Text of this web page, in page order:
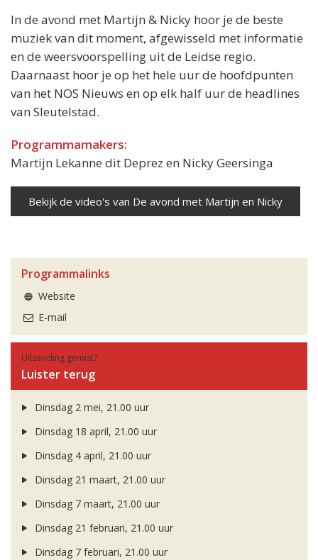
In de avond met Martijn & Nicky hoor je de beste
muziek van dit moment, afgewisseld met informatie
en de weersvoorspelling uit de Leidse regio.
Daarnaast hoor je op het hele uur de hoofdpunten
van het NOS Nieuws en op elk half uur de headlines
van Sleutelstad.
Programmamakers:
Martijn Lekanne dit Deprez en Nicky Geersinga
Bekijk de video's van De avond met Martijn en Nicky
Programmalinks
Website
E-mail
Uitzending gemist?
Luister terug
Dinsdag 2 mei, 21.00 uur
Dinsdag 18 april, 21.00 uur
Dinsdag 4 april, 21.00 uur
Dinsdag 21 maart, 21.00 uur
Dinsdag 7 maart, 21.00 uur
Dinsdag 21 februari, 21.00 uur
Dinsdag 7 februari, 21.00 uur